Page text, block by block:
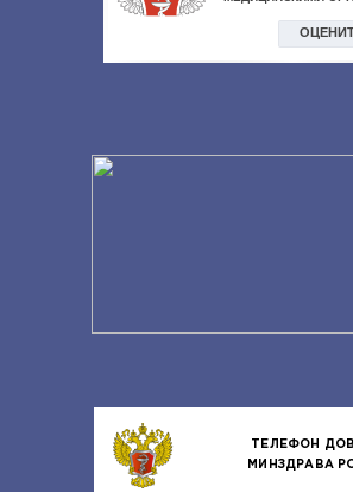
ТЕЛЕФОН
МИНЗДРАВА